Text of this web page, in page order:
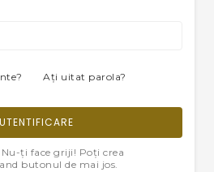
Aţi uitat parola?
ți face griji! Poți crea
butonul de mai jos.